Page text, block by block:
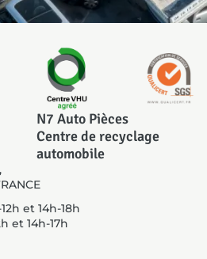
N7 Auto Pièces
Centre de recyclage
automobile
et 14h-18h
et 14h-17h